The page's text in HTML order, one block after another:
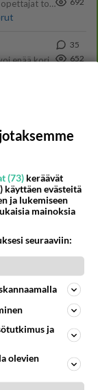
Ernest Lawson esitteli uudet TTK-tähtioppilaat ja opettajat torstaina 6.8. lehdistölle. Tulevalla kaudella on yksi hausk
Välimme menivät niin pahasti solmuun, ettei niitä voi enää korjata. On aika jatkaa elämässä eteenpäin. Toivon sulle kaik
35
652
Uusi draamasarja järkyttävästä tapauksesta on tulossa. Tositapahtumiin perustuva sarja ammentaa vuoden 1986 Mikkelin pan
Ernest Lawson täräytti erikoisen heiton TTK-lehdistötilaisuudessa: " Onko tässä tarkoituksena...?"
Jos SDP ei voita reilusti, persut kumoavat demokratian Suomesta 664
Uuden TTK-juontajan ympärillä epätietoisuus sakenee - Nyt MTV hämmentää soppaa
(73) keräävät
käyttäen evästeitä
ja lukemiseen
mainoksia
seuraaviin:
ja
olevien